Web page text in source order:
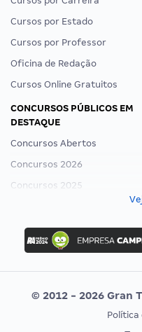
Cursos por Estado
Cursos por Professor
Oficina de Redação
Cursos Online Gratuitos
CONCURSOS PÚBLICOS EM
DESTAQUE
Concursos Abertos
Concursos 2026
Concursos 2025
Concurso Ibama
Concurso MPU
Editais publicados
CONCURSOS POR
© 2012 - 2026 Gran
Política